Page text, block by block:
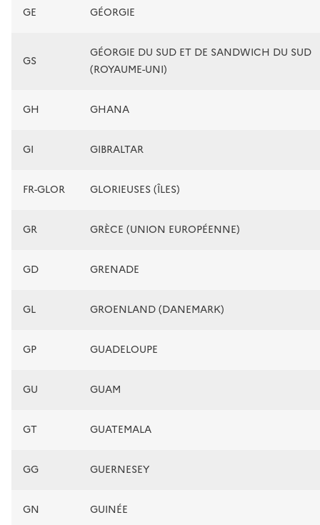
GE GÉORGIE
GS
GÉORGIE DU SUD ET DE SANDWICH DU SUD
(ROYAUME-UNI)
GH GHANA
GI GIBRALTAR
FR-GLOR GLORIEUSES (ÎLES)
GR GRÈCE (UNION EUROPÉENNE)
GD GRENADE
GL GROENLAND (DANEMARK)
GP GUADELOUPE
GU GUAM
GT GUATEMALA
GG GUERNESEY
GN GUINÉE